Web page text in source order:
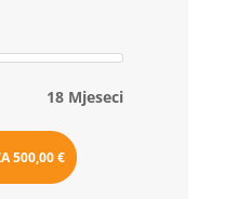
18 Mjeseci
500,00 €